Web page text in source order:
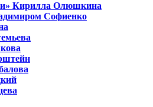
Кирилла Олюшкина
Софиенко